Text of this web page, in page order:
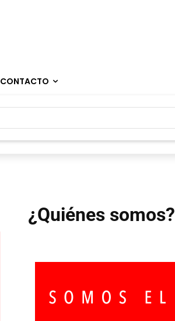
CONTACTO
¿Quiénes somos?